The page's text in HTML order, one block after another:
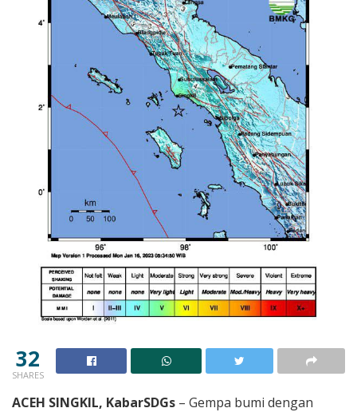
32
SHARES
ACEH SINGKIL, KabarSDGs – Gempa bumi dengan